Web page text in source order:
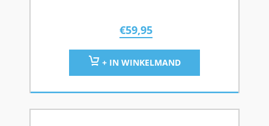
€59,95
+ IN WINKELMAND